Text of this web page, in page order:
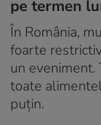
pe termen
În România,
foarte
un eveniment.
toate
puțin.